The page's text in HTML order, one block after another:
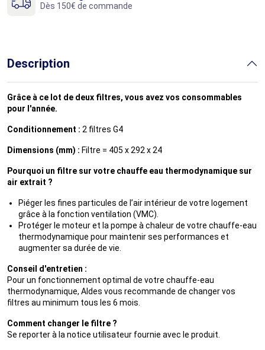
Dès 150€ de commande
Description
Grâce à ce lot de deux filtres, vous avez vos consommables
pour l'année.
Conditionnement : 2 filtres G4
Dimensions (mm) : Filtre = 405 x 292 x 24
Pourquoi un filtre sur votre chauffe eau thermodynamique sur
air extrait ?
Piéger les fines particules de l’air intérieur de votre logement
grâce à la fonction ventilation (VMC).
Protéger le moteur et la pompe à chaleur de votre chauffe-eau
thermodynamique pour maintenir ses performances et
augmenter sa durée de vie.
Conseil d'entretien :
Pour un fonctionnement optimal de votre chauffe-eau
thermodynamique, Aldes vous recommande de changer vos
filtres au minimum tous les 6 mois.
Comment changer le filtre ?
Se reporter à la notice utilisateur fournie avec le produit.